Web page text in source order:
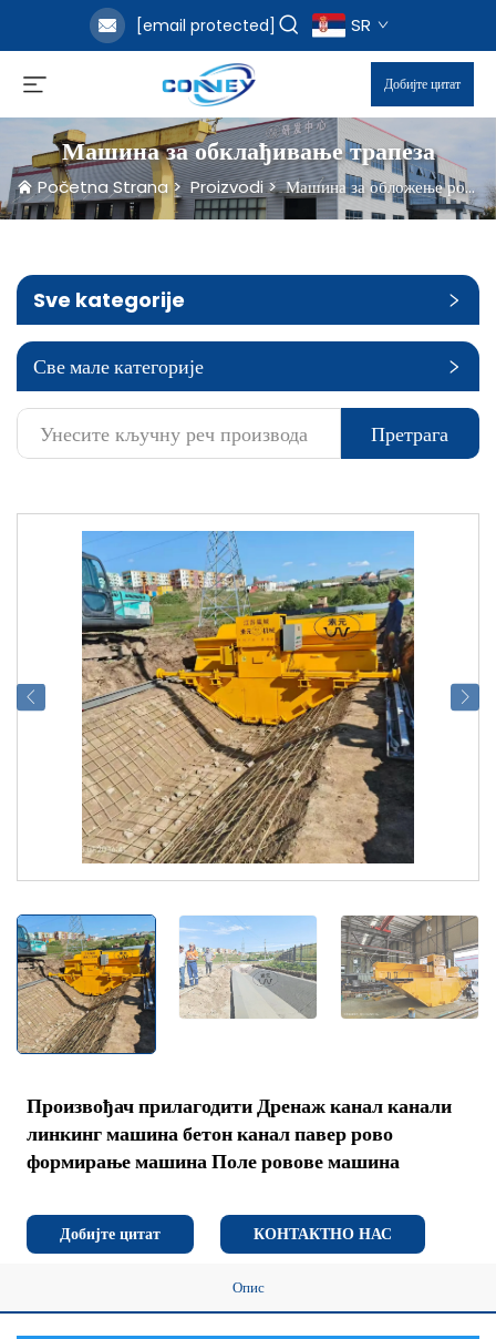
[email protected] SR
Добијте цитат
Машина за обклађивање трапеза
Početna Strana>Proizvodi>Машина за обложење ровова
Sve kategorije
Све мале категорије
Претрага
Произвођач прилагодити Дренаж канал канали
линкинг машина бетон канал павер рово
формирање машина Поле ровове машина
Добијте цитат КОНТАКТНО НАС
Опис